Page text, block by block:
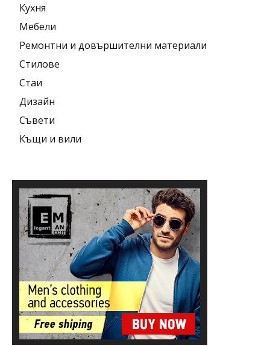
Кухня
Мебели
Ремонтни и довършителни материали
Стилове
Стаи
Дизайн
Съвети
Къщи и вили